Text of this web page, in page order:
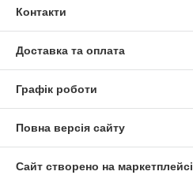
Контакти
Доставка та оплата
Графік роботи
Повна версія сайту
Сайт створено на маркетплейсі